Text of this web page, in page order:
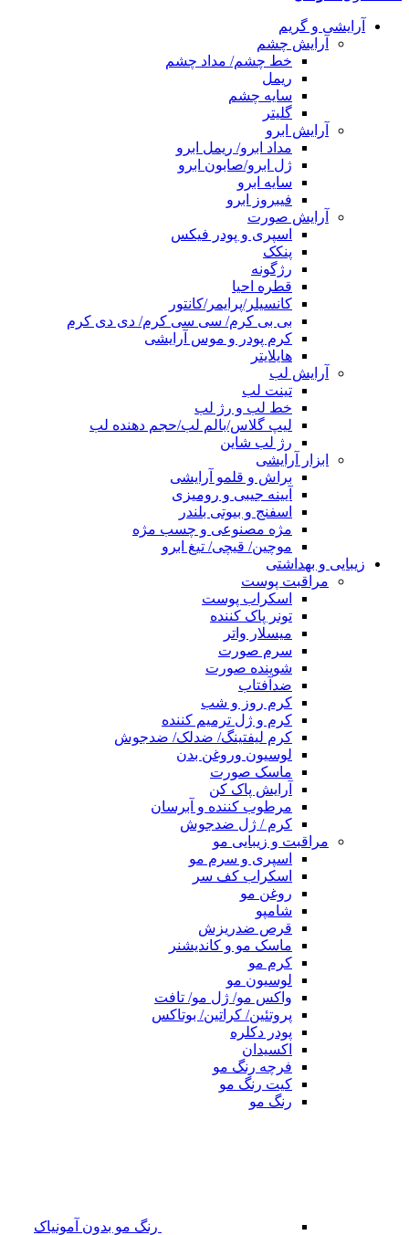
آرایشی و گریم
آرایش چشم
خط چشم/ مداد چشم
ریمل
سایه چشم
گلیتر
آرایش ابرو
مداد ابرو/ ریمل ابرو
ژل ابرو/صابون ابرو
سایه ابرو
فیبروز ابرو
آرایش صورت
اسپری و پودر فیکس
پنکک
رژگونه
قطره احیا
کانسیلر/پرایمر/کانتور
بی بی کرم/ سی سی کرم/ دی دی کرم
کرم پودر و موس آرایشی
هایلایتر
آرایش لب
تینت لب
خط لب و رژ لب
لیپ گلاس/بالم لب/حجم دهنده لب
رژ لب شاین
ابزار آرایشی
براش و قلمو آرایشی
آیینه جیبی و رومیزی
اسفنج و بیوتی بلندر
مژه مصنوعی و چسب مژه
موچین/ قیچی/ تیغ ابرو
زیبایی و بهداشتی
مراقبت پوست
اسکراب پوست
تونر پاک کننده
میسلار واتر
سرم صورت
شوینده صورت
ضدآفتاب
کرم روز و شب
کرم و ژل ترمیم کننده
کرم لیفتینگ/ ضدلک/ ضدجوش
لوسیون وروغن بدن
ماسک صورت
آرایش پاک کن
مرطوب کننده و آبرسان
کرم / ژل ضدجوش
مراقبت و زیبایی مو
اسپری و سرم مو
اسکراب کف سر
روغن مو
شامپو
قرص ضدریزش
ماسک مو و کاندیشنر
کرم مو
لوسیون مو
واکس مو/ ژل مو/ تافت
پروتئین/ کراتین/ بوتاکس
پودر دکلره
اکسیدان
فرچه رنگ مو
کیت رنگ مو
رنگ مو
رنگ مو بدون آمونیاک